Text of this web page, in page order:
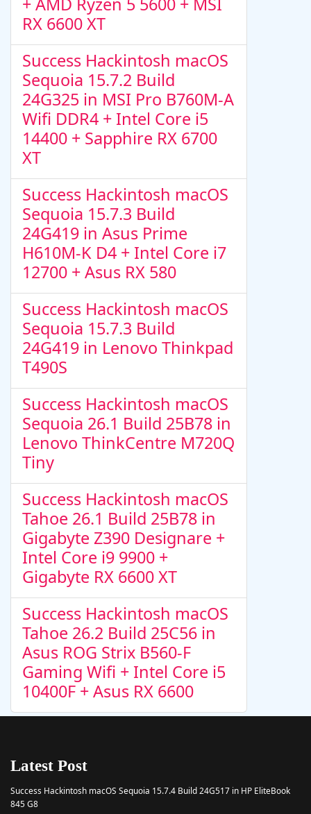
RX 6600 XT
Success Hackintosh macOS
Sequoia 15.7.2 Build
24G325 in MSI Pro B760M-A
Wifi DDR4 + Intel Core i5
14400 + Sapphire RX 6700
XT
Success Hackintosh macOS
Sequoia 15.7.3 Build
24G419 in Asus Prime
H610M-K D4 + Intel Core i7
12700 + Asus RX 580
Success Hackintosh macOS
Sequoia 15.7.3 Build
24G419 in Lenovo Thinkpad
T490S
Success Hackintosh macOS
Sequoia 26.1 Build 25B78 in
Lenovo ThinkCentre M720Q
Tiny
Success Hackintosh macOS
Tahoe 26.1 Build 25B78 in
Gigabyte Z390 Designare +
Intel Core i9 9900 +
Gigabyte RX 6600 XT
Success Hackintosh macOS
Tahoe 26.2 Build 25C56 in
Asus ROG Strix B560-F
Gaming Wifi + Intel Core i5
10400F + Asus RX 6600
Latest Post
Success Hackintosh macOS Sequoia 15.7.4 Build 24G517 in HP EliteBook
845 G8